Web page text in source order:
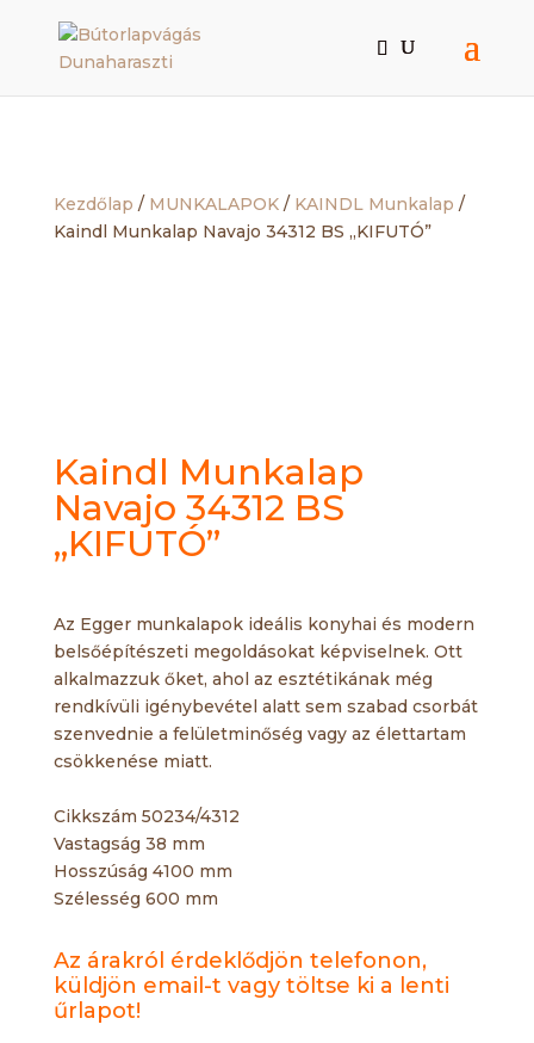
Kezdőlap / MUNKALAPOK/ KAINDL Munkalap /
Kaindl Munkalap Navajo 34312 BS „KIFUTÓ”
Kaindl Munkalap
Navajo 34312 BS
„KIFUTÓ”
Az Egger munkalapok ideális konyhai és modern
belsőépítészeti megoldásokat képviselnek. Ott
alkalmazzuk őket, ahol az esztétikának még
rendkívüli igénybevétel alatt sem szabad csorbát
szenvednie a felületminőség vagy az élettartam
csökkenése miatt.
Cikkszám 50234/4312
Vastagság 38 mm
Hosszúság 4100 mm
Szélesség 600 mm
Az árakról érdeklődjön telefonon,
küldjön email-t vagy töltse ki a lenti
űrlapot!